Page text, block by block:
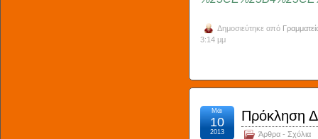
Δημοσιεύτηκε από
3:14 μμ
Πρόκληση
Άρθρα - Σχόλια
Μάι
10
2013